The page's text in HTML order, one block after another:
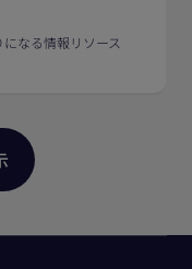
なる情報リソース